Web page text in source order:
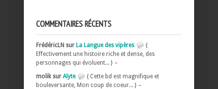
COMMENTAIRES RÉCENTS
FrédéricLN sur La Langue des vipères
{
Effectivement une histoire riche et dense, des
personnages qui évoluent... } –
molik sur Alyte
{ Cette bd est magnifique et
bouleversante, Mon coup de coeur... } –